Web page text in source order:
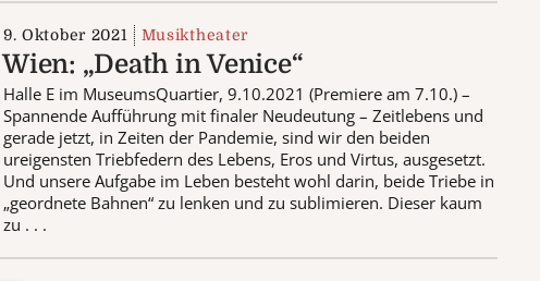
9. Oktober 2021 Musiktheater
Wien: „Death in Venice“
Halle E im MuseumsQuartier, 9.10.2021 (Premiere am 7.10.) –
Spannende Aufführung mit finaler Neudeutung – Zeitlebens und
gerade jetzt, in Zeiten der Pandemie, sind wir den beiden
ureigensten Triebfedern des Lebens, Eros und Virtus, ausgesetzt.
Und unsere Aufgabe im Leben besteht wohl darin, beide Triebe in
„geordnete Bahnen“ zu lenken und zu sublimieren. Dieser kaum
zu . . .